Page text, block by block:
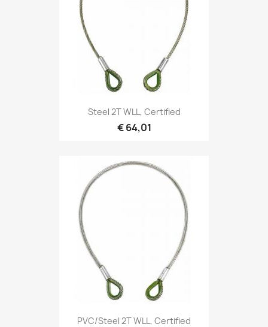
 Snel bekijken
Steel 2T WLL, Certified
€ 64,01
Snel bekijken
PVC/Steel 2T WLL, Certified